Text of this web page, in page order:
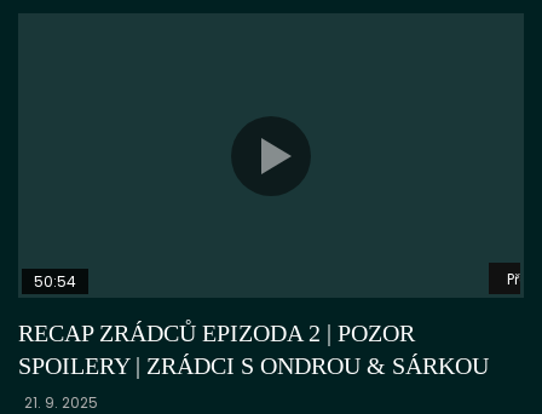
50:54
RECAP ZRÁDCŮ EPIZODA 2 | POZOR
SPOILERY | ZRÁDCI S ONDROU & SÁRKOU
21. 9. 2025